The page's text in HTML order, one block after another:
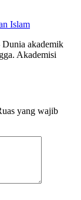
Islam
akademik
Akademisi
yang wajib